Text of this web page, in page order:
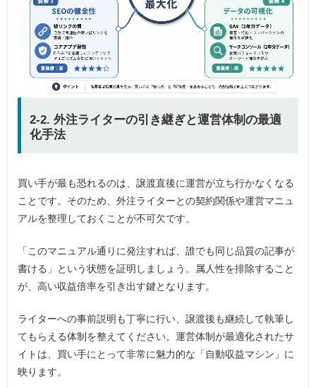
2-2. 外注ライターの引き継ぎと運営体制の最適
化手法
買い手が最も恐れるのは、譲渡直後に運営が立ち行かなくなる
ことです。そのため、外注ライターとの契約関係や運営マニュ
アルを整理しておくことが不可欠です。
「このマニュアル通りに発注すれば、誰でも同じ品質の記事が
書ける」という状態を証明しましょう。属人性を排除すること
が、高い収益倍率を引き出す鍵となります。
ライターへの事前説明も丁寧に行い、譲渡後も継続して執筆し
てもらえる体制を整えてください。運営体制が最適化されたサ
イトは、買い手にとって非常に魅力的な「自動収益マシン」に
映ります。